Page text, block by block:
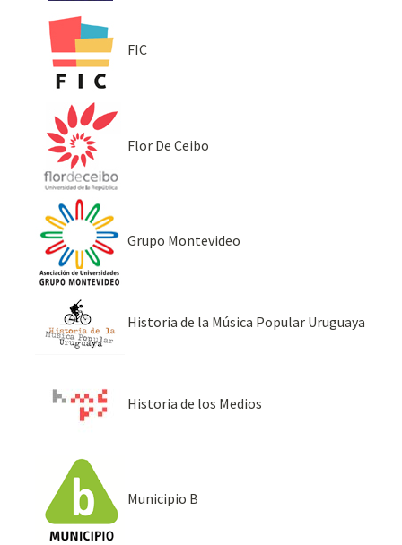
FIC
Flor De Ceibo
Grupo Montevideo
Historia de la Música Popular Uruguaya
Historia de los Medios
Municipio B